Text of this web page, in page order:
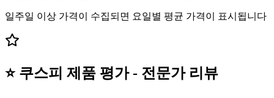
일주일 이상 가격이 수집되면 요일별 평균 가격이 표시됩니다
⭐ 쿠스피 제품 평가 - 전문가 리뷰